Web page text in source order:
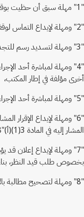
"1" مهلة سبق أن حظيت بوقف للإجراءات بناء على المادة 14(2)،
"2" ومهلة لإيداع التماس لوقف الإجراءات بناء على المادة 14،
"3" ومهلة لتسديد رسم للتجديد،
"4" ومهلة لمباشرة أحد
أخرى مؤلفة في إطار المكتب،
"5" ومهلة لمباشرة أحد الإجراءات بين الأطراف،
المشار إليه في المادة 3(1)(أ)"8"،
"7" ومهلة لإيداع إعلان قد
بخصوص طلب قيد النظر،
"8" ومهلة لتصحيح مطالبة بالأولوية أو إضافتها.